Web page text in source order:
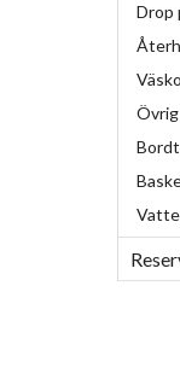
Drop